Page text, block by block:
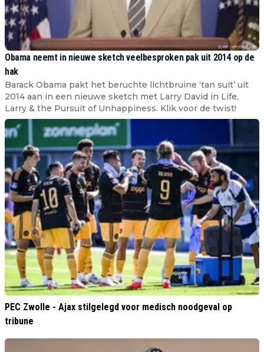
Obama neemt in nieuwe sketch veelbesproken pak uit 2014 op de
hak
Barack Obama pakt het beruchte lichtbruine ‘tan suit’ uit
2014 aan in een nieuwe sketch met Larry David in Life,
Larry & the Pursuit of Unhappiness. Klik voor de twist!
PEC Zwolle - Ajax stilgelegd voor medisch noodgeval op
tribune